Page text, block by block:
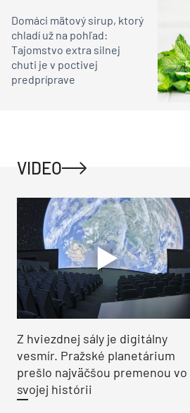
Domáci mätový sirup, ktorý
chladí už na pohľad:
Tajomstvo extra silnej
chuti je v poctivej
predpríprave
VIDEO
Z hviezdnej sály je digitálny
vesmír. Pražské planetárium
prešlo najväčšou premenou vo
svojej histórii